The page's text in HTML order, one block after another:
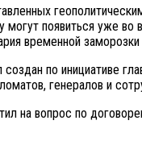
могут появиться уже
временной
по инициативе
генералов и
на вопрос по